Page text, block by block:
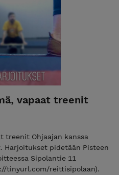
vapaat treenit
treenit Ohjaajan kanssa
Harjoitukset pidetään Pisteen
Sipolantie 11
tinyurl.com/reittisipolaan).